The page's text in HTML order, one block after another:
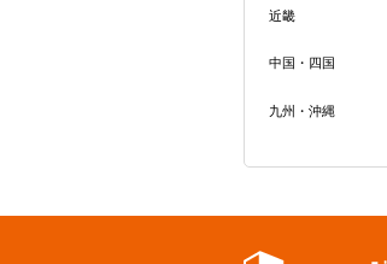
近畿
中国・四国
九州・沖縄